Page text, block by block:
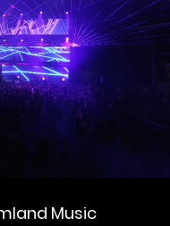
Music